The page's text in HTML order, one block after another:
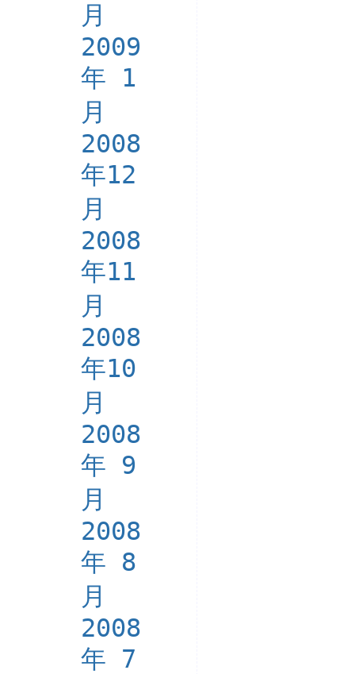
月
2009
年 1
月
2008
年12
月
2008
年11
月
2008
年10
月
2008
年 9
月
2008
年 8
月
2008
年 7